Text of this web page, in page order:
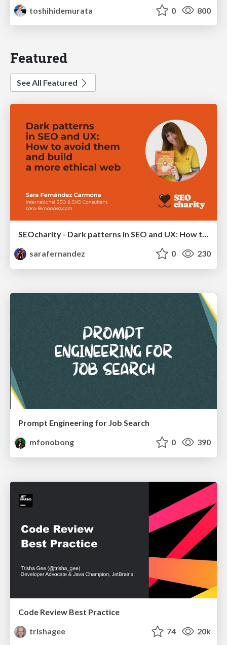
toshihidemurata
0 800
Featured
See All Featured
SEOcharity - Dark patterns in SEO and UX: How to avoid them and build a more ethical web
sarafernandez
0 230
Prompt Engineering for Job Search
mfonobong
0 390
Code Review Best Practice
trishagee
74 20k